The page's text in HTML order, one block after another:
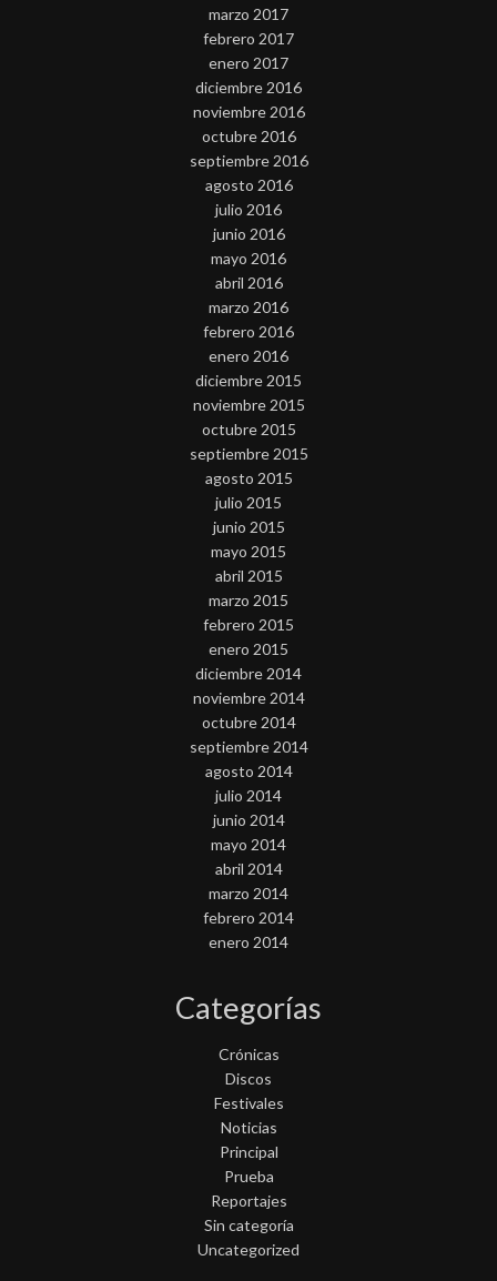
marzo 2017
febrero 2017
enero 2017
diciembre 2016
noviembre 2016
octubre 2016
septiembre 2016
agosto 2016
julio 2016
junio 2016
mayo 2016
abril 2016
marzo 2016
febrero 2016
enero 2016
diciembre 2015
noviembre 2015
octubre 2015
septiembre 2015
agosto 2015
julio 2015
junio 2015
mayo 2015
abril 2015
marzo 2015
febrero 2015
enero 2015
diciembre 2014
noviembre 2014
octubre 2014
septiembre 2014
agosto 2014
julio 2014
junio 2014
mayo 2014
abril 2014
marzo 2014
febrero 2014
enero 2014
Categorías
Crónicas
Discos
Festivales
Noticias
Principal
Prueba
Reportajes
Sin categoría
Uncategorized